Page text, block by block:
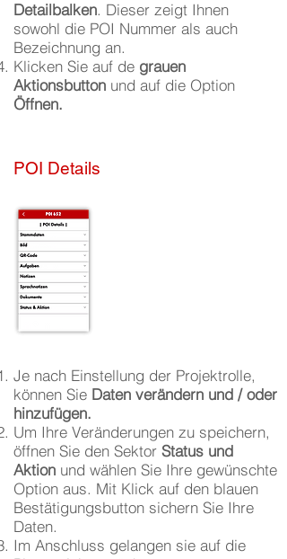
Detailbalken. Dieser zeigt Ihnen
sowohl die POI Nummer als auch
Bezeichnung an.
Klicken Sie auf de grauen
Aktionsbutton und auf die Option
Öffnen.
POI Details
Je nach Einstellung der Projektrolle,
können Sie Daten verändern und / oder
hinzufügen.
Um Ihre Veränderungen zu speichern,
öffnen Sie den Sektor Status und
Aktion und wählen Sie Ihre gewünschte
Option aus. Mit Klick auf den blauen
Bestätigungsbutton sichern Sie Ihre
Daten.
Im Anschluss gelangen sie auf die